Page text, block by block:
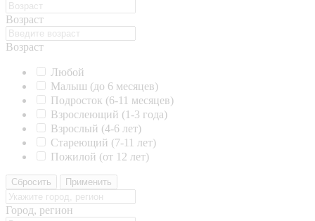
Возраст
Возраст
Любой
Малыш (до 6 месяцев)
Подросток (6-11 месяцев)
Взрослеющий (1-3 года)
Взрослый (4-6 лет)
Стареющий (7-11 лет)
Пожилой (от 12 лет)
Сбросить Применить
Город, регион